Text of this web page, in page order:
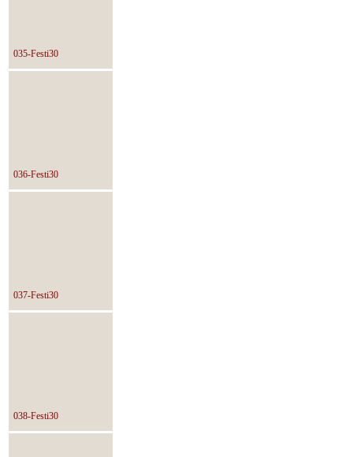
035-Festi30
036-Festi30
037-Festi30
038-Festi30